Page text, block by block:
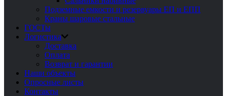
Подземные емкости и резервуары ЕП и ЕПП
Краны шаровые стальные
ГОСТы
Логистика
Доставка
Оплата
Возврат и гарантии
Наши объекты
Опросные листы
Контакты